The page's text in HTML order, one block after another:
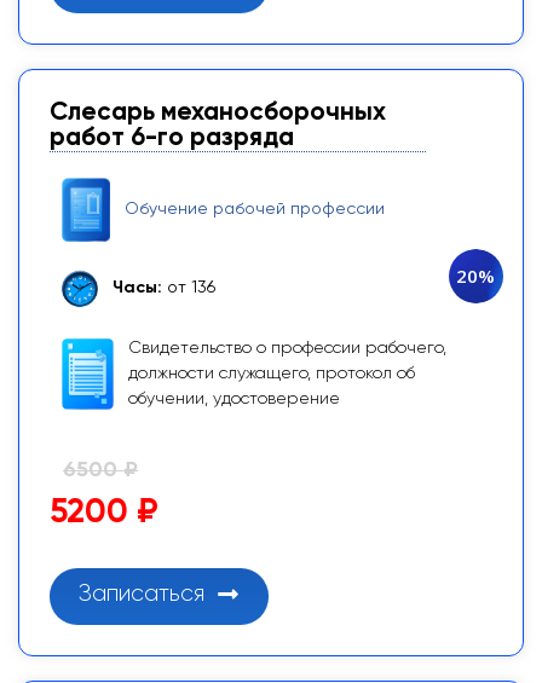
Слесарь механосборочных
работ 6-го разряда
Обучение рабочей профессии
Часы: от 136
Свидетельство о профессии рабочего,
должности служащего, протокол об
обучении, удостоверение
20%
6500 ₽
5200 ₽
Записаться